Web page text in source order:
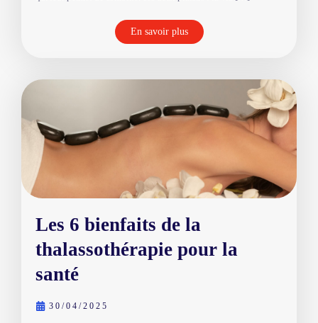
En savoir plus
Les 6 bienfaits de la
thalassothérapie pour la
santé
30/04/2025